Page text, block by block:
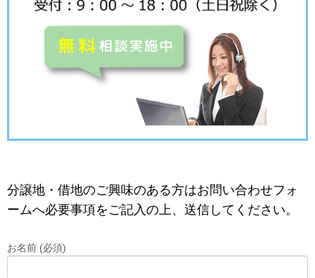
分譲地・借地のご興味のある方はお問い合わせフォ
ームへ必要事項をご記入の上、送信してください。
お名前 (必須)